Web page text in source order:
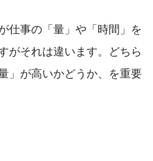
仕事の「量」や「時間」を
がそれは違います。どちら
」が高いかどうか、を重要